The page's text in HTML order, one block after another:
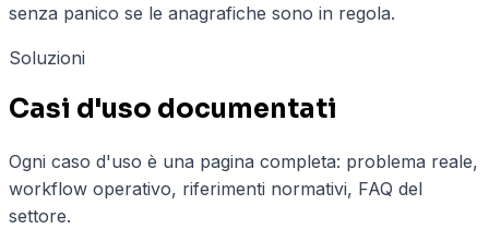
senza panico se le anagrafiche sono in regola.
Soluzioni
Casi d'uso documentati
Ogni caso d'uso è una pagina completa: problema reale,
workflow operativo, riferimenti normativi, FAQ del
settore.